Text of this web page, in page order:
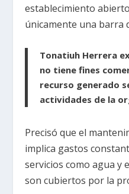
establecimiento
únicamente una barra
Tonatiuh Herrera
no tiene fines
recurso generado
actividades de la
Precisó que el
implica gastos
servicios como agua y
son cubiertos por la